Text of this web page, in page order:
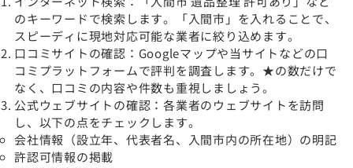
のキーワードで検索します。「入間市」を入れることで、
スピーディに現地対応可能な業者に絞り込めます。
口コミサイトの確認：Googleマップや当サイトなどの口
コミプラットフォームで評判を調査します。★の数だけで
なく、口コミの内容や件数も重視しましょう。
公式ウェブサイトの確認：各業者のウェブサイトを訪問
し、以下の点をチェックします。
会社情報（設立年、代表者名、入間市内の所在地）の明記
許認可情報の掲載